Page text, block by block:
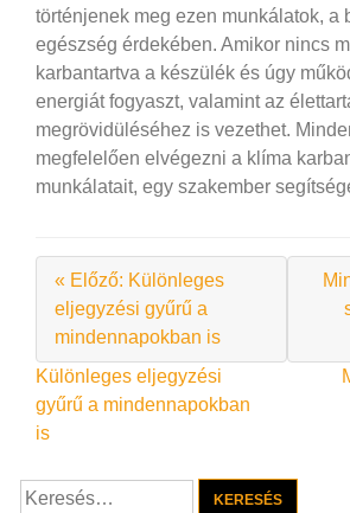
történjenek meg ezen munkálatok, a
egészség érdekében. Amikor nincs
karbantartva a készülék és úgy
energiát fogyaszt, valamint az
megrövidüléséhez is vezethet.
megfelelően elvégezni a klíma
munkálatait, egy szakember
« Előző: Különleges
eljegyzési gyűrű a
mindennapokban is
Bejegyzés
navigáció
Különleges eljegyzési
gyűrű a mindennapokban
is
Keresés: